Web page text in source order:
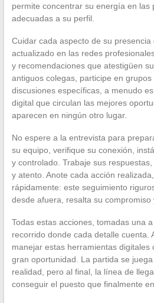
permite concentrar su energía en las
adecuadas a su perfil.
Cuidar cada aspecto de su presencia
actualizado en las redes
y recomendaciones que atestigüen
antiguos colegas, participe en
discusiones específicas, a menudo
digital que circulan las mejores
aparecen en ningún otro lugar.
No espere a la entrevista para
su equipo, verifique su conexión,
y controlado. Trabaje sus
y atento. Anote cada acción
rápidamente: este seguimiento
desde afuera, resalta su compromiso
Todas estas acciones, tomadas una
recorrido donde cada detalle cuenta.
manejar estas herramientas digitales
gran oportunidad. La partida se
realidad, pero al final, la línea de
conseguir el puesto que finalmente